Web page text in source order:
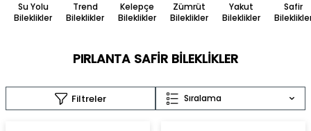
Su Yolu
Bileklikler
Trend
Bileklikler
Kelepçe
Bileklikler
Zümrüt
Bileklikler
Yakut
Bileklikler
Safir
PIRLANTA SAFIR BILEKLIKLER
Filtreler Sıralama